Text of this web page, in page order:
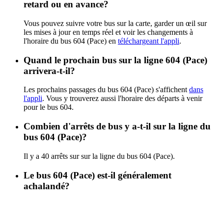
retard ou en avance?
Vous pouvez suivre votre bus sur la carte, garder un œil sur
les mises à jour en temps réel et voir les changements à
l'horaire du bus 604 (Pace) en téléchargeant l'appli.
Quand le prochain bus sur la ligne 604 (Pace)
arrivera-t-il?
Les prochains passages du bus 604 (Pace) s'affichent dans
l'appli. Vous y trouverez aussi l'horaire des départs à venir
pour le bus 604.
Combien d'arrêts de bus y a-t-il sur la ligne du
bus 604 (Pace)?
Il y a 40 arrêts sur sur la ligne du bus 604 (Pace).
Le bus 604 (Pace) est-il généralement
achalandé?